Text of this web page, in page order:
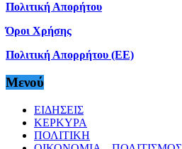
Πολιτική Απορήτου
Όροι Χρήσης
Πολιτική Απορρήτου (ΕΕ)
Μενού
ΕΙΔΗΣΕΙΣ
ΚΕΡΚΥΡΑ
ΠΟΛΙΤΙΚΗ